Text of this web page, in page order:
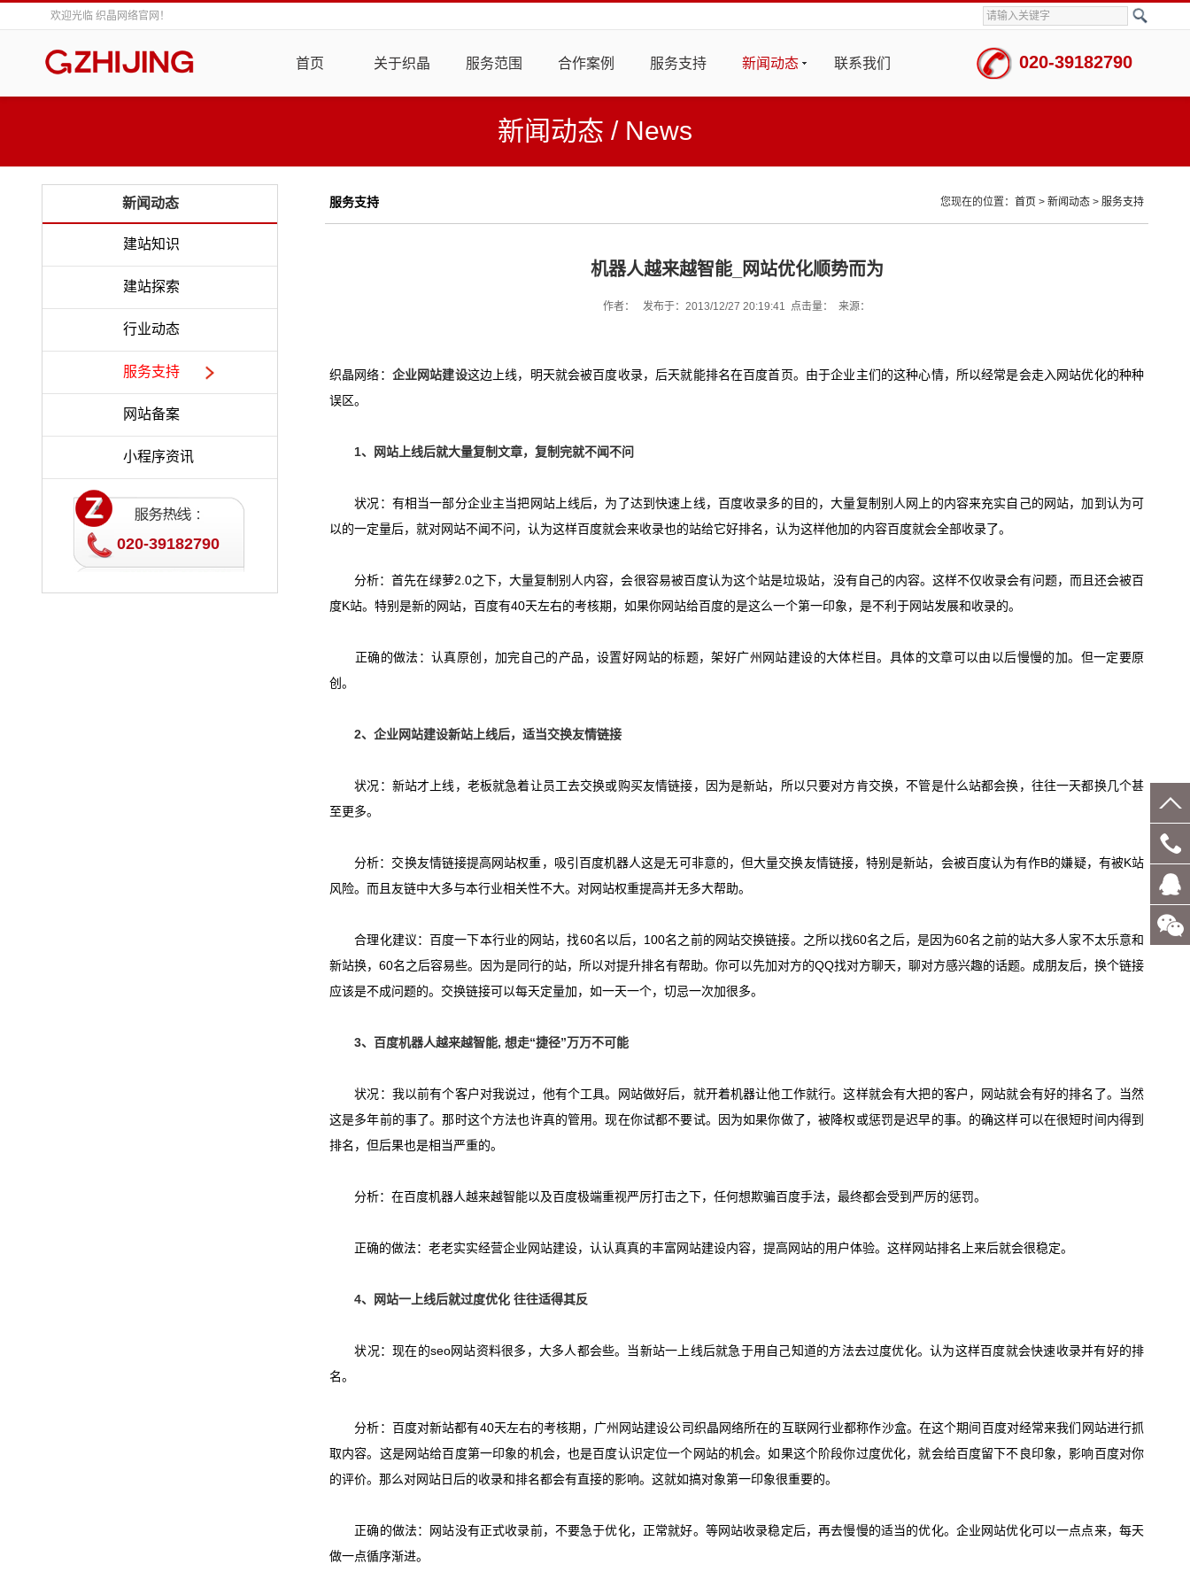
欢迎光临 织晶网络官网！
首页 关于织晶 服务范围 合作案例 服务支持 新闻动态 联系我们 020-39182790
新闻动态 / News
新闻动态
建站知识
建站探索
行业动态
服务支持
网站备案
小程序资讯
020-39182790
服务支持 您现在的位置： 首页 > 新闻动态 > 服务支持
机器人越来越智能_网站优化顺势而为
作者： 发布于： 2013/12/27 20:19:41 点击量： 来源：
织晶网络： 企业网站建设这边上线，明天就会被百度收录，后天就能排名在百度首页。由于企业主们的这种心情，所以经常是会走入网站优化的种种
误区。
1、网站上线后就大量复制文章，复制完就不闻不问
状况：有相当一部分企业主当把网站上线后，为了达到快速上线，百度收录多的目的，大量复制别人网上的内容来充实自己的网站，加到认为可
以的一定量后，就对网站不闻不问，认为这样百度就会来收录也的站给它好排名，认为这样他加的内容百度就会全部收录了。
分析：首先在绿萝2.0之下，大量复制别人内容，会很容易被百度认为这个站是垃圾站，没有自己的内容。这样不仅收录会有问题，而且还会被百
度K站。特别是新的网站，百度有40天左右的考核期，如果你网站给百度的是这么一个第一印象，是不利于网站发展和收录的。
正确的做法：认真原创，加完自己的产品，设置好网站的标题，架好广州网站建设的大体栏目。具体的文章可以由以后慢慢的加。但一定要原
创。
2、企业网站建设新站上线后，适当交换友情链接
状况：新站才上线，老板就急着让员工去交换或购买友情链接，因为是新站，所以只要对方肯交换，不管是什么站都会换，往往一天都换几个甚
至更多。
分析：交换友情链接提高网站权重，吸引百度机器人这是无可非意的，但大量交换友情链接，特别是新站，会被百度认为有作B的嫌疑，有被K站
风险。而且友链中大多与本行业相关性不大。对网站权重提高并无多大帮助。
合理化建议：百度一下本行业的网站，找60名以后， 100名之前的网站交换链接。之所以找60名之后，是因为60名之前的站大多人家不太乐意和
新站换， 60名之后容易些。因为是同行的站，所以对提升排名有帮助。你可以先加对方的QQ找对方聊天，聊对方感兴趣的话题。成朋友后，换个链接
应该是不成问题的。交换链接可以每天定量加，如一天一个，切忌一次加很多。
3、 百度机器人越来越智能, 想走“捷径”万万不可能
状况：我以前有个客户对我说过，他有个工具。网站做好后，就开着机器让他工作就行。这样就会有大把的客户，网站就会有好的排名了。当然
这是多年前的事了。那时这个方法也许真的管用。现在你试都不要试。因为如果你做了，被降权或惩罚是迟早的事。的确这样可以在很短时间内得到
排名，但后果也是相当严重的。
分析：在百度机器人越来越智能以及百度极端重视严厉打击之下，任何想欺骗百度手法，最终都会受到严厉的惩罚。
正确的做法：老老实实经营企业网站建设，认认真真的丰富网站建设内容，提高网站的用户体验。这样网站排名上来后就会很稳定。
4、网站一上线后就过度优化 往往适得其反
状况：现在的seo网站资料很多，大多人都会些。当新站一上线后就急于用自己知道的方法去过度优化。认为这样百度就会快速收录并有好的排
名。
分析：百度对新站都有40天左右的考核期，广州网站建设公司织晶网络所在的互联网行业都称作沙盒。在这个期间百度对经常来我们网站进行抓
取内容。这是网站给百度第一印象的机会，也是百度认识定位一个网站的机会。如果这个阶段你过度优化，就会给百度留下不良印象，影响百度对你
的评价。那么对网站日后的收录和排名都会有直接的影响。这就如搞对象第一印象很重要的。
正确的做法：网站没有正式收录前，不要急于优化，正常就好。等网站收录稳定后，再去慢慢的适当的优化。企业网站优化可以一点点来，每天
做一点循序渐进。
客服